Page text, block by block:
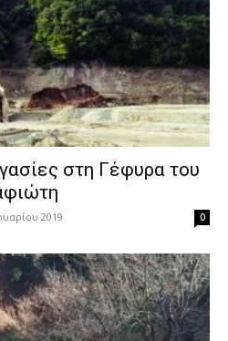
στη Γέφυρα του
2019 0